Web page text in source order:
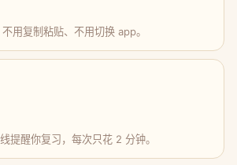
用复制粘贴、不用切换 app。
提醒你复习，每次只花 2 分钟。